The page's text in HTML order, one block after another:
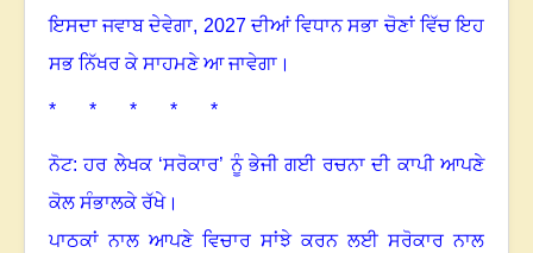
ਇਸਦਾ ਜਵਾਬ ਦੇਵੇਗਾ, 2027ਦੀਆਂ ਵਿਧਾਨ ਸਭਾ ਚੋਣਾਂ ਵਿੱਚ ਇਹ
ਸਭ ਨਿੱਖਰ ਕੇ ਸਾਹਮਣੇ ਆ ਜਾਵੇਗਾ।
* * * * *
ਨੋਟ: ਹਰ ਲੇਖਕ ‘ਸਰੋਕਾਰ’ ਨੂੰ ਭੇਜੀ ਗਈ ਰਚਨਾ ਦੀ ਕਾਪੀ ਆਪਣੇ
ਕੋਲ ਸੰਭਾਲਕੇ ਰੱਖੇ।
ਪਾਠਕਾਂ ਨਾਲ ਆਪਣੇ ਵਿਚਾਰ ਸਾਂਝੇ ਕਰਨ ਲਈ ਸਰੋਕਾਰ ਨਾਲ